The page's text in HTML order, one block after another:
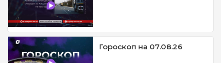
Гороскоп на 07.08.26